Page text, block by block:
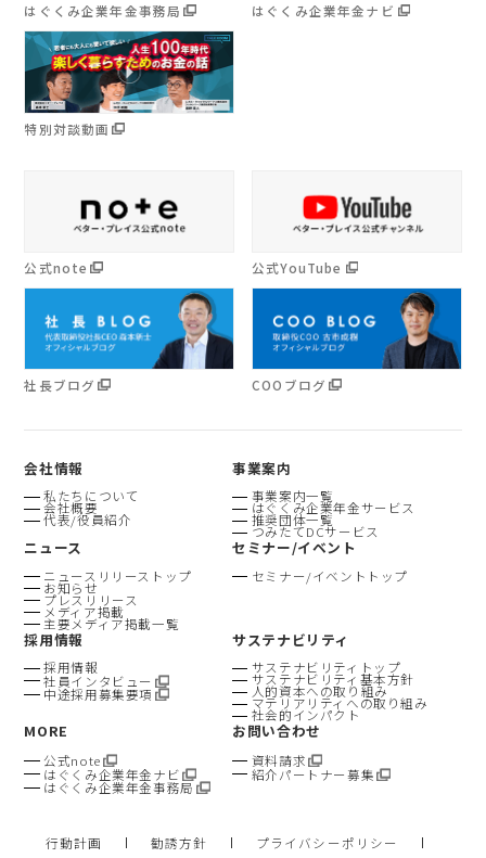
はぐくみ企業年金事務局 はぐくみ企業年金ナビ
特別対談動画
公式note 公式YouTube
社長ブログ COOブログ
会社情報
私たちについて
会社概要
代表/役員紹介
事業案内
事業案内一覧
はぐくみ企業年金サービス
推奨団体一覧
つみたてDCサービス
ニュース
ニュースリリーストップ
お知らせ
プレスリリース
メディア掲載
主要メディア掲載一覧
セミナー/イベント
セミナー/イベントトップ
採用情報
採用情報
社員インタビュー
中途採用募集要項
サステナビリティ
サステナビリティトップ
サステナビリティ基本方針
人的資本への取り組み
マテリアリティへの取り組み
社会的インパクト
MORE
公式note
はぐくみ企業年金ナビ
はぐくみ企業年金事務局
お問い合わせ
資料請求
紹介パートナー募集
行動計画 勧誘方針
プライバシーポリシー